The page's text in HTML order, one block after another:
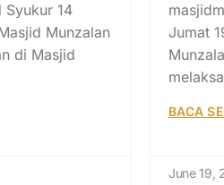
Syukur 14
Munzalan
di Masjid
Jumat
BACA
June 19,